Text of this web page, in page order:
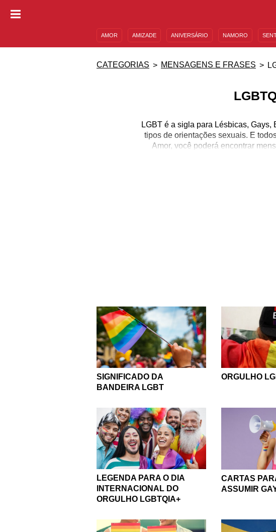
AMOR AMIZADE ANIVERSÁRIO NAMORO
CATEGORIAS MENSAGENS E FRASES
LGBT é a sigla para Lésbicas,
tipos de orientações sexuais. E
Amor, você poderá encontrar
comunidade. E também poderá
O mundo seria chato se
SIGNIFICADO DA
BANDEIRA LGBT
ORGULHO
LEGENDA PARA O DIA
INTERNACIONAL DO
ORGULHO LGBTQIA+
CARTAS
ASSUMIR